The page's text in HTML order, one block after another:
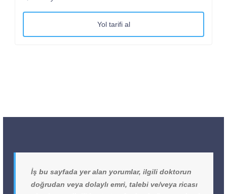
Yol tarifi al
İş bu sayfada yer alan yorumlar, ilgili doktorun
doğrudan veya dolaylı emri, talebi ve/veya ricası